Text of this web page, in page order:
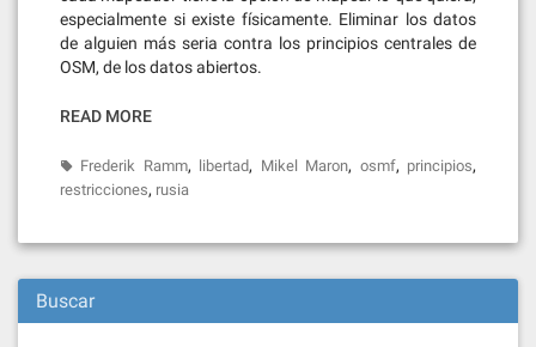
especialmente si existe físicamente. Eliminar los datos
de alguien más seria contra los principios centrales de
OSM, de los datos abiertos.
READ MORE
Frederik Ramm, libertad, Mikel Maron, osmf, principios,
restricciones, rusia
Buscar